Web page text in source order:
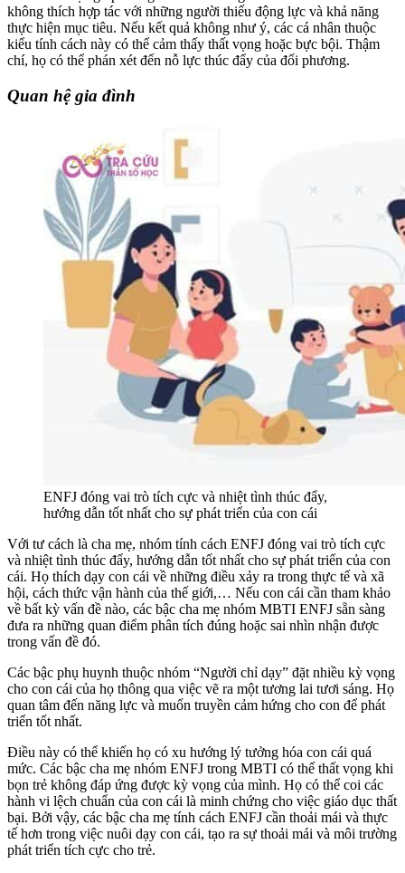
không thích hợp tác với những người thiếu động lực và khả năng
thực hiện mục tiêu. Nếu kết quả không như ý, các cá nhân thuộc
kiểu tính cách này có thể cảm thấy thất vọng hoặc bực bội. Thậm
chí, họ có thể phán xét đến nỗ lực thúc đẩy của đối phương.
Quan hệ gia đình
ENFJ đóng vai trò tích cực và nhiệt tình thúc đẩy,
hướng dẫn tốt nhất cho sự phát triển của con cái
Với tư cách là cha mẹ, nhóm tính cách ENFJ đóng vai trò tích cực
và nhiệt tình thúc đẩy, hướng dẫn tốt nhất cho sự phát triển của con
cái. Họ thích dạy con cái về những điều xảy ra trong thực tế và xã
hội, cách thức vận hành của thế giới,… Nếu con cái cần tham khảo
về bất kỳ vấn đề nào, các bậc cha mẹ nhóm MBTI ENFJ sẵn sàng
đưa ra những quan điểm phân tích đúng hoặc sai nhìn nhận được
trong vấn đề đó.
Các bậc phụ huynh thuộc nhóm “Người chỉ dạy” đặt nhiều kỳ vọng
cho con cái của họ thông qua việc vẽ ra một tương lai tươi sáng. Họ
quan tâm đến năng lực và muốn truyền cảm hứng cho con để phát
triển tốt nhất.
Điều này có thể khiến họ có xu hướng lý tưởng hóa con cái quá
mức. Các bậc cha mẹ nhóm ENFJ trong MBTI có thể thất vọng khi
bọn trẻ không đáp ứng được kỳ vọng của mình. Họ có thể coi các
hành vi lệch chuẩn của con cái là minh chứng cho việc giáo dục thất
bại. Bởi vậy, các bậc cha mẹ tính cách ENFJ cần thoải mái và thực
tế hơn trong việc nuôi dạy con cái, tạo ra sự thoải mái và môi trường
phát triển tích cực cho trẻ.